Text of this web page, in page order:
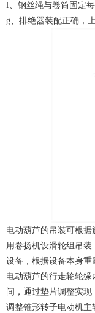
f、钢丝绳与卷筒固定
g、排绝器装配正确，
电动葫芦的吊装可根
用卷扬机设滑轮组吊
设备，根据设备本身
电动葫芦的行走轮轮缘
间，通过垫片调整实
调整锥形转子电动机主